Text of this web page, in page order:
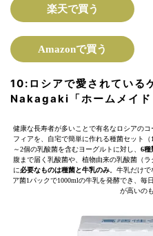
楽天で買う
Amazonで買う
10: ロシアで愛されている
Nakagaki「ホームメイド
健康な長寿者が多いことで有名なロシアの
フィアを、自宅で簡単に作れる種菌セット（
～2個の乳酸菌を含むヨーグルトに対し、 6種
腹まで届く乳酸菌や、植物由来の乳酸菌（
に必要なものは種菌と牛乳のみ 。牛乳だけで
ア菌1パックで1000mlの牛乳を発酵でき、毎
が高いの